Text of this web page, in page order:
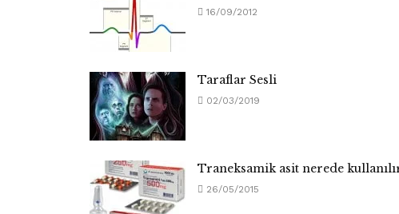
16/09/2012
Taraflar Sesli
02/03/2019
Traneksamik asit nerede
26/05/2015